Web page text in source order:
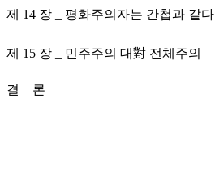
제 14 장 _ 평화주의자는 간첩과 같다
제 15 장 _ 민주주의 대對 전체주의
결 론